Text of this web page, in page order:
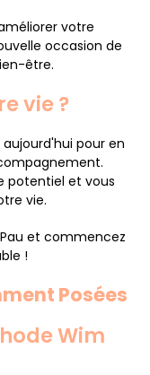
votre
occasion de
être.
vie ?
pour en
potentiel et vous
vie.
et commencez
!
Posées
Wim